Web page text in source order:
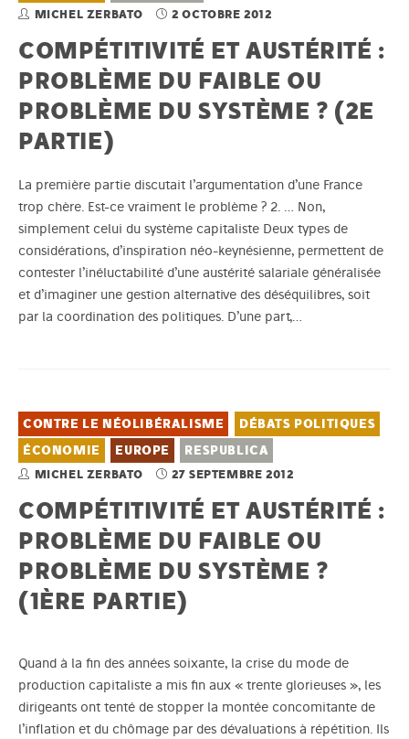
MICHEL ZERBATO 2 OCTOBRE 2012
COMPÉTITIVITÉ ET AUSTÉRITÉ :
PROBLÈME DU FAIBLE OU
PROBLÈME DU SYSTÈME ? (2E
PARTIE)
La première partie discutait l’argumentation d’une France
trop chère. Est-ce vraiment le problème ? 2. … Non,
simplement celui du système capitaliste Deux types de
considérations, d’inspiration néo-keynésienne, permettent de
contester l’inéluctabilité d’une austérité salariale généralisée
et d’imaginer une gestion alternative des déséquilibres, soit
par la coordination des politiques. D’une part,…
CONTRE LE NÉOLIBÉRALISME
DÉBATS POLITIQUES
ÉCONOMIE
EUROPE RESPUBLICA
MICHEL ZERBATO 27 SEPTEMBRE 2012
COMPÉTITIVITÉ ET AUSTÉRITÉ :
PROBLÈME DU FAIBLE OU
PROBLÈME DU SYSTÈME ?
(1ÈRE PARTIE)
Quand à la fin des années soixante, la crise du mode de
production capitaliste a mis fin aux « trente glorieuses », les
dirigeants ont tenté de stopper la montée concomitante de
l’inflation et du chômage par des dévaluations à répétition. Ils